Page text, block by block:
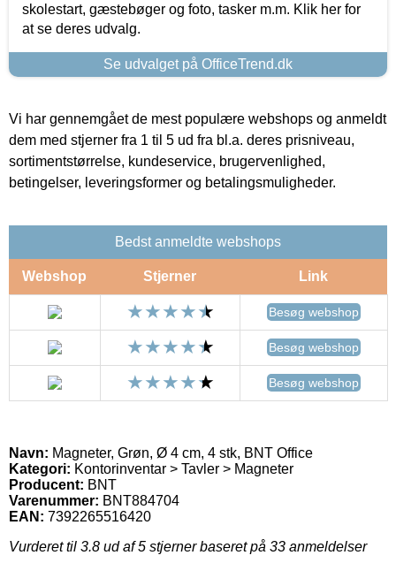
skolestart, gæstebøger og foto, tasker m.m. Klik her for
at se deres udvalg.
Se udvalget på OfficeTrend.dk
Vi har gennemgået de mest populære webshops og anmeldt
dem med stjerner fra 1 til 5 ud fra bl.a. deres prisniveau,
sortimentstørrelse, kundeservice, brugervenlighed,
betingelser, leveringsformer og betalingsmuligheder.
Bedst anmeldte webshops
Webshop Stjerner Link
Besøg webshop
Besøg webshop
Besøg webshop
Navn: Magneter, Grøn, Ø 4 cm, 4 stk, BNT Office
Kategori: Kontorinventar > Tavler > Magneter
Producent: BNT
Varenummer: BNT884704
EAN: 7392265516420
Vurderet til 3.8 ud af 5 stjerner baseret på 33 anmeldelser